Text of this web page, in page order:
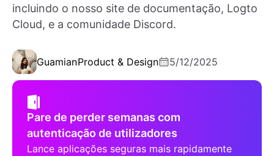
incluindo o nosso site de documentação, Logto
Cloud, e a comunidade Discord.
GuamianProduct & Design 5/12/2025
Pare de perder semanas com
autenticação de utilizadores
Lance aplicações seguras mais rapidamente